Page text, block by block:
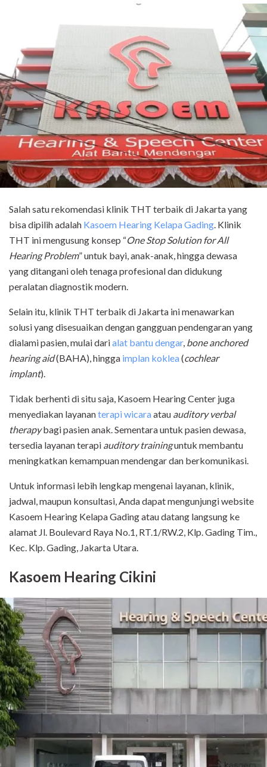
Salah satu rekomendasi klinik THT terbaik di Jakarta yang
bisa dipilih adalah Kasoem Hearing Kelapa Gading. Klinik
THT ini mengusung konsep “One Stop Solution for All
Hearing Problem” untuk bayi, anak-anak, hingga dewasa
yang ditangani oleh tenaga profesional dan didukung
peralatan diagnostik modern.
Selain itu, klinik THT terbaik di Jakarta ini menawarkan
solusi yang disesuaikan dengan gangguan pendengaran yang
dialami pasien, mulai darialat bantu dengar, bone anchored
hearing aid(BAHA), hingga implan koklea(cochlear
implant).
Tidak berhenti di situ saja, Kasoem Hearing Center juga
menyediakan layananterapi wicaraatau auditory verbal
therapybagi pasien anak. Sementara untuk pasien dewasa,
tersedia layanan terapi auditory traininguntuk membantu
meningkatkan kemampuan mendengar dan berkomunikasi.
Untuk informasi lebih lengkap mengenai layanan, klinik,
jadwal, maupun konsultasi, Anda dapat mengunjungi website
Kasoem Hearing Kelapa Gading atau datang langsung ke
alamat Jl. Boulevard Raya No.1, RT.1/RW.2, Klp. Gading Tim.,
Kec. Klp. Gading, Jakarta Utara.
Kasoem Hearing Cikini